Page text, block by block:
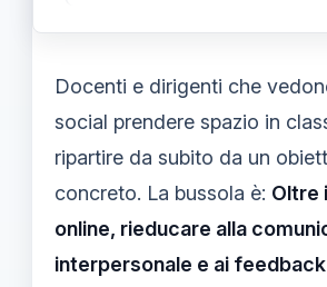
Docenti e dirigenti che
social prendere spazio in
ripartire da subito da un
concreto. La bussola è: Oltre
online, rieducare alla
interpersonale e ai